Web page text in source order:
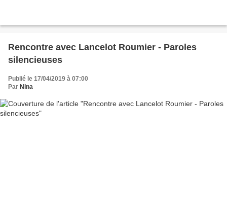
Rencontre avec Lancelot Roumier - Paroles
silencieuses
Publié le 17/04/2019 à 07:00
Par Nina